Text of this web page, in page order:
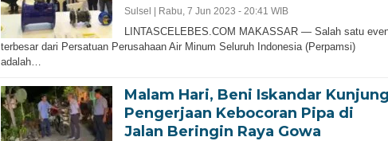
Sulsel | Rabu, 7 Jun 2023 - 20:41 WIB
LINTASCELEBES.COM MAKASSAR — Salah satu
terbesar dari Persatuan Perusahaan Air Minum Seluruh Indonesia (Perpamsi)
adalah…
Malam Hari, Beni Iskandar
Pengerjaan Kebocoran Pipa di
Jalan Beringin Raya Gowa